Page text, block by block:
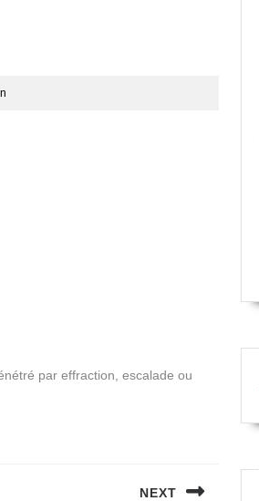
par effraction, escalade ou
NEXT